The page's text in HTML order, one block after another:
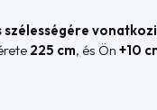
szélességére
225 cm, és Ön+10